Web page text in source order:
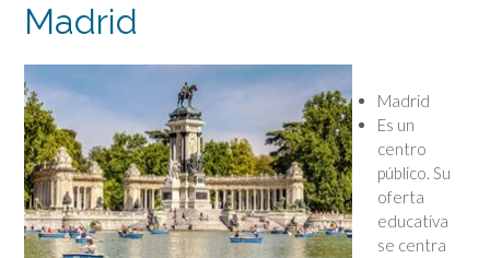
Madrid
Madrid
Es un
centro
público. Su
oferta
educativa
se centra